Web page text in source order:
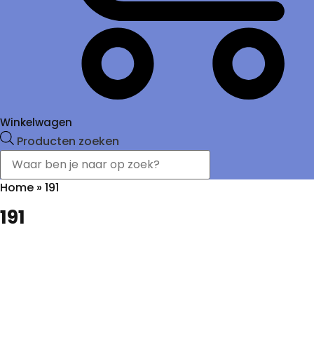
Winkelwagen
Producten zoeken
Home » 191
191